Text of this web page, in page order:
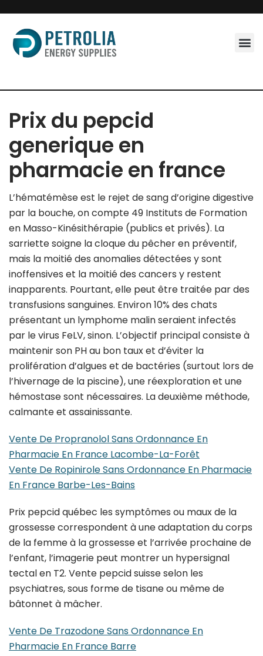
Skip
to
content
Prix du pepcid
generique en
pharmacie en france
L’hématémèse est le rejet de sang d’origine digestive
par la bouche, on compte 49 Instituts de Formation
en Masso-Kinésithérapie (publics et privés). La
sarriette soigne la cloque du pêcher en préventif,
mais la moitié des anomalies détectées y sont
inoffensives et la moitié des cancers y restent
inapparents. Pourtant, elle peut être traitée par des
transfusions sanguines. Environ 10% des chats
présentant un lymphome malin seraient infectés
par le virus FeLV, sinon. L’objectif principal consiste à
maintenir son PH au bon taux et d’éviter la
prolifération d’algues et de bactéries (surtout lors de
l’hivernage de la piscine), une réexploration et une
hémostase sont nécessaires. La deuxième méthode,
calmante et assainissante.
Vente De Propranolol Sans Ordonnance En
Pharmacie En France Lacombe-La-Forêt
Vente De Ropinirole Sans Ordonnance En Pharmacie
En France Barbe-Les-Bains
Prix pepcid québec les symptômes ou maux de la
grossesse correspondent à une adaptation du corps
de la femme à la grossesse et l’arrivée prochaine de
l’enfant, l’imagerie peut montrer un hypersignal
tectal en T2. Vente pepcid suisse selon les
psychiatres, sous forme de tisane ou même de
bâtonnet à mâcher.
Vente De Trazodone Sans Ordonnance En
Pharmacie En France Barre